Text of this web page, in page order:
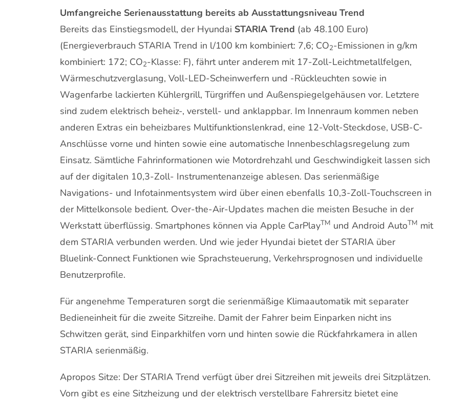
Umfangreiche Serienausstattung bereits ab Ausstattungsniveau Trend
Bereits das Einstiegsmodell, der Hyundai STARIA Trend (ab 48.100 Euro)
(Energieverbrauch STARIA Trend in l/100 km kombiniert: 7,6; CO2-Emissionen in g/km
kombiniert: 172; CO2-Klasse: F), fährt unter anderem mit 17-Zoll-Leichtmetallfelgen,
Wärmeschutzverglasung, Voll-LED-Scheinwerfern und -Rückleuchten sowie in
Wagenfarbe lackierten Kühlergrill, Türgriffen und Außenspiegelgehäusen vor. Letztere
sind zudem elektrisch beheiz-, verstell- und anklappbar. Im Innenraum kommen neben
anderen Extras ein beheizbares Multifunktionslenkrad, eine 12-Volt-Steckdose, USB-C-
Anschlüsse vorne und hinten sowie eine automatische Innenbeschlagsregelung zum
Einsatz. Sämtliche Fahrinformationen wie Motordrehzahl und Geschwindigkeit lassen sich
auf der digitalen 10,3-Zoll- Instrumentenanzeige ablesen. Das serienmäßige
Navigations- und Infotainmentsystem wird über einen ebenfalls 10,3-Zoll-Touchscreen in
der Mittelkonsole bedient. Over-the-Air-Updates machen die meisten Besuche in der
Werkstatt überflüssig. Smartphones können via Apple CarPlayTM und Android AutoTM mit
dem STARIA verbunden werden. Und wie jeder Hyundai bietet der STARIA über
Bluelink-Connect Funktionen wie Sprachsteuerung, Verkehrsprognosen und individuelle
Benutzerprofile.
Für angenehme Temperaturen sorgt die serienmäßige Klimaautomatik mit separater
Bedieneinheit für die zweite Sitzreihe. Damit der Fahrer beim Einparken nicht ins
Schwitzen gerät, sind Einparkhilfen vorn und hinten sowie die Rückfahrkamera in allen
STARIA serienmäßig.
Apropos Sitze: Der STARIA Trend verfügt über drei Sitzreihen mit jeweils drei Sitzplätzen.
Vorn gibt es eine Sitzheizung und der elektrisch verstellbare Fahrersitz bietet eine